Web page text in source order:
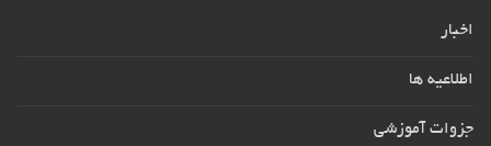
اخبار
اطلاعیه ها
جزوات آموزشی